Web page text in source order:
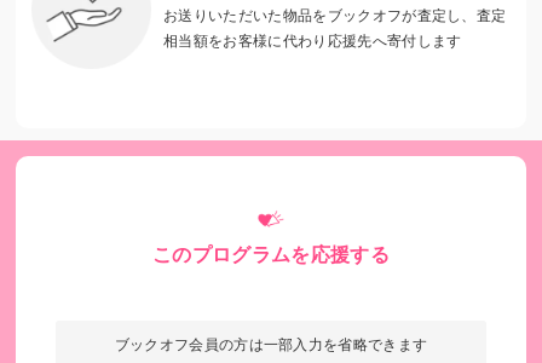
集まった資金で、医療的ケア児の学校への付き添い・送迎を
人工呼吸器使用となり、学校で先の見えない付き添いが続く
おしゃべりをしたり、ほっとする時間を過ごすことができま
保育園から自宅への移動に使わせていただきました。訪問看
お送りいただいた物品をブックオフが査定し、査定
相当額をお客様に代わり応援先へ寄付します
このプログラムを応援する
ブックオフ会員の方は一部入力を省略できます